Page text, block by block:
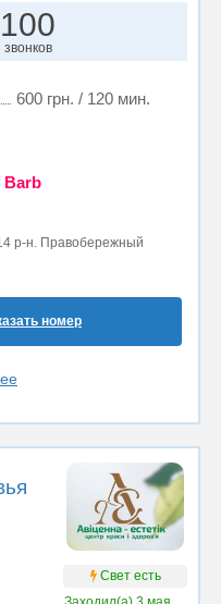
100
звонков
600 грн. / 120 мин.
Barb
р-н. Правобережный
номер
Свет есть